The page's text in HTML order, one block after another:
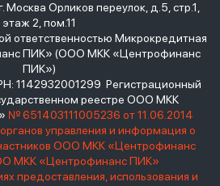
Орликов переулок, д.5, стр.1,
этаж 2, пом.11
ответственностью Микрокредитная
ПИК» (ООО МКК «Центрофинанс
ПИК»)
1142932001299 Регистрационный
реестре ООО МКК
№ 651403111005236 от 11.06.2014
управления и информация о
ООО МКК «Центрофинанс
МКК «Центрофинанс ПИК»
предоставления, использования и